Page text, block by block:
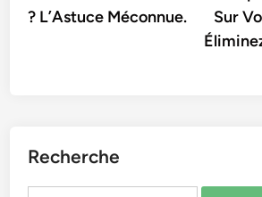
? L’Astuce Méconnue.
Sur
Recherche